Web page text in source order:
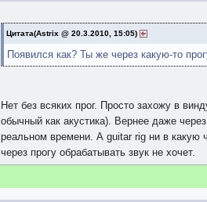
Цитата(Astrix @ 20.3.2010, 15:05)
Появился как? Ты же через какую-то
Нет без всяких прог. Просто захожу в
обычный как акустика). Вернее даже
реальном времени. А guitar rig ни в какую
через прогу обрабатывать звук не хочет.